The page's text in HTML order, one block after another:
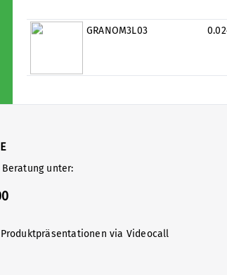
GRANOM3L03
unter:
via Videocall